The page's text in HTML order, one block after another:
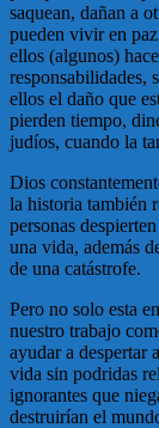
saquean, dañan a
pueden vivir en
ellos (algunos)
responsabilidades,
ellos el daño que
pierden tiempo,
judíos, cuando la
Dios
la historia también
personas
una vida, además
de una catástrofe.
Pero no solo esta
nuestro trabajo
ayudar a despertar
vida sin podridas
ignorantes que
destruirían el